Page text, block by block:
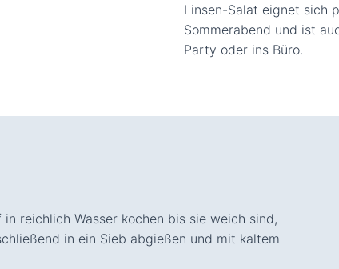
Linsen-Salat eignet sich
Sommerabend und ist
Party oder ins Büro.
reichlich Wasser kochen bis sie weich sind,
in ein Sieb abgießen und mit kaltem